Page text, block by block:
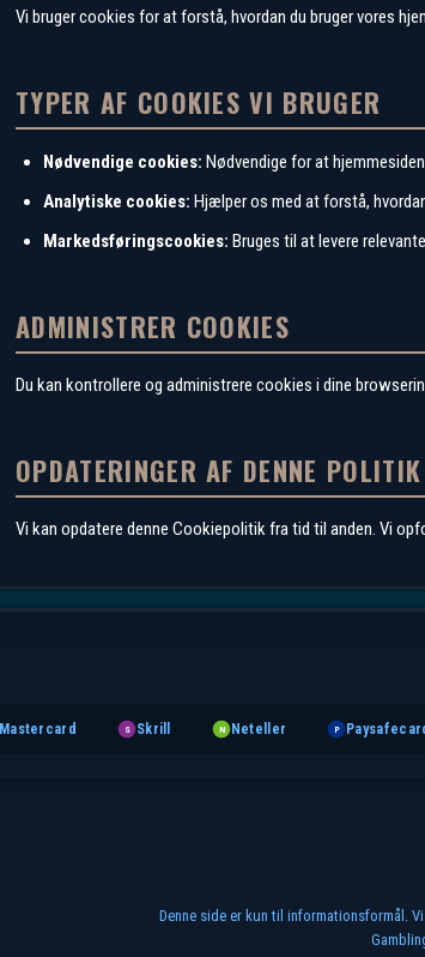
Vi bruger cookies for at forstå, hvordan du bruger vores
TYPER AF COOKIES VI BRUGER
Nødvendige cookies: Nødvendige for at
Analytiske cookies: Hjælper os med at forstå,
Markedsføringscookies: Bruges til at levere
ADMINISTRER COOKIES
Du kan kontrollere og administrere cookies i dine
OPDATERINGER AF DENNE POLITIK
Vi kan opdatere denne Cookiepolitik fra tid til anden. Vi
Mastercard S Skrill N Neteller P
Denne side er kun til informationsformål.